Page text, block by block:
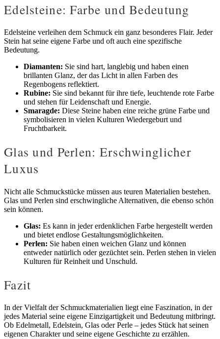
Edelsteine: Farbe und Bedeutung
Edelsteine verleihen dem Schmuck ein ganz besonderes Flair. Jeder
Stein hat seine eigene Farbe und oft auch eine spezifische
Bedeutung.
Diamanten: Sie sind hart, langlebig und haben einen
brillanten Glanz, der das Licht in allen Farben des
Regenbogens reflektiert.
Rubine: Sie sind bekannt für ihre tiefe, leuchtende rote Farbe
und stehen für Leidenschaft und Energie.
Smaragde: Diese Steine haben eine reiche grüne Farbe und
symbolisieren in vielen Kulturen Wiedergeburt und
Fruchtbarkeit.
Glas und Perlen: Erschwinglicher
Luxus
Nicht alle Schmuckstücke müssen aus teuren Materialien bestehen.
Glas und Perlen sind erschwingliche Alternativen, die ebenso schön
sein können.
Glas: Es kann in jeder erdenklichen Farbe hergestellt werden
und bietet endlose Gestaltungsmöglichkeiten.
Perlen: Sie haben einen weichen Glanz und können
entweder natürlich oder gezüchtet sein. Perlen stehen in vielen
Kulturen für Reinheit und Unschuld.
Fazit
In der Vielfalt der Schmuckmaterialien liegt eine Faszination, in der
jedes Material seine eigene Einzigartigkeit und Bedeutung mitbringt.
Ob Edelmetall, Edelstein, Glas oder Perle – jedes Stück hat seinen
eigenen Charakter und seine eigene Geschichte zu erzählen.